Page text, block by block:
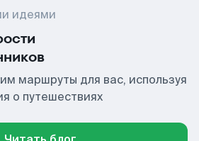
идеями
маршруты для вас, используя
о путешествиях